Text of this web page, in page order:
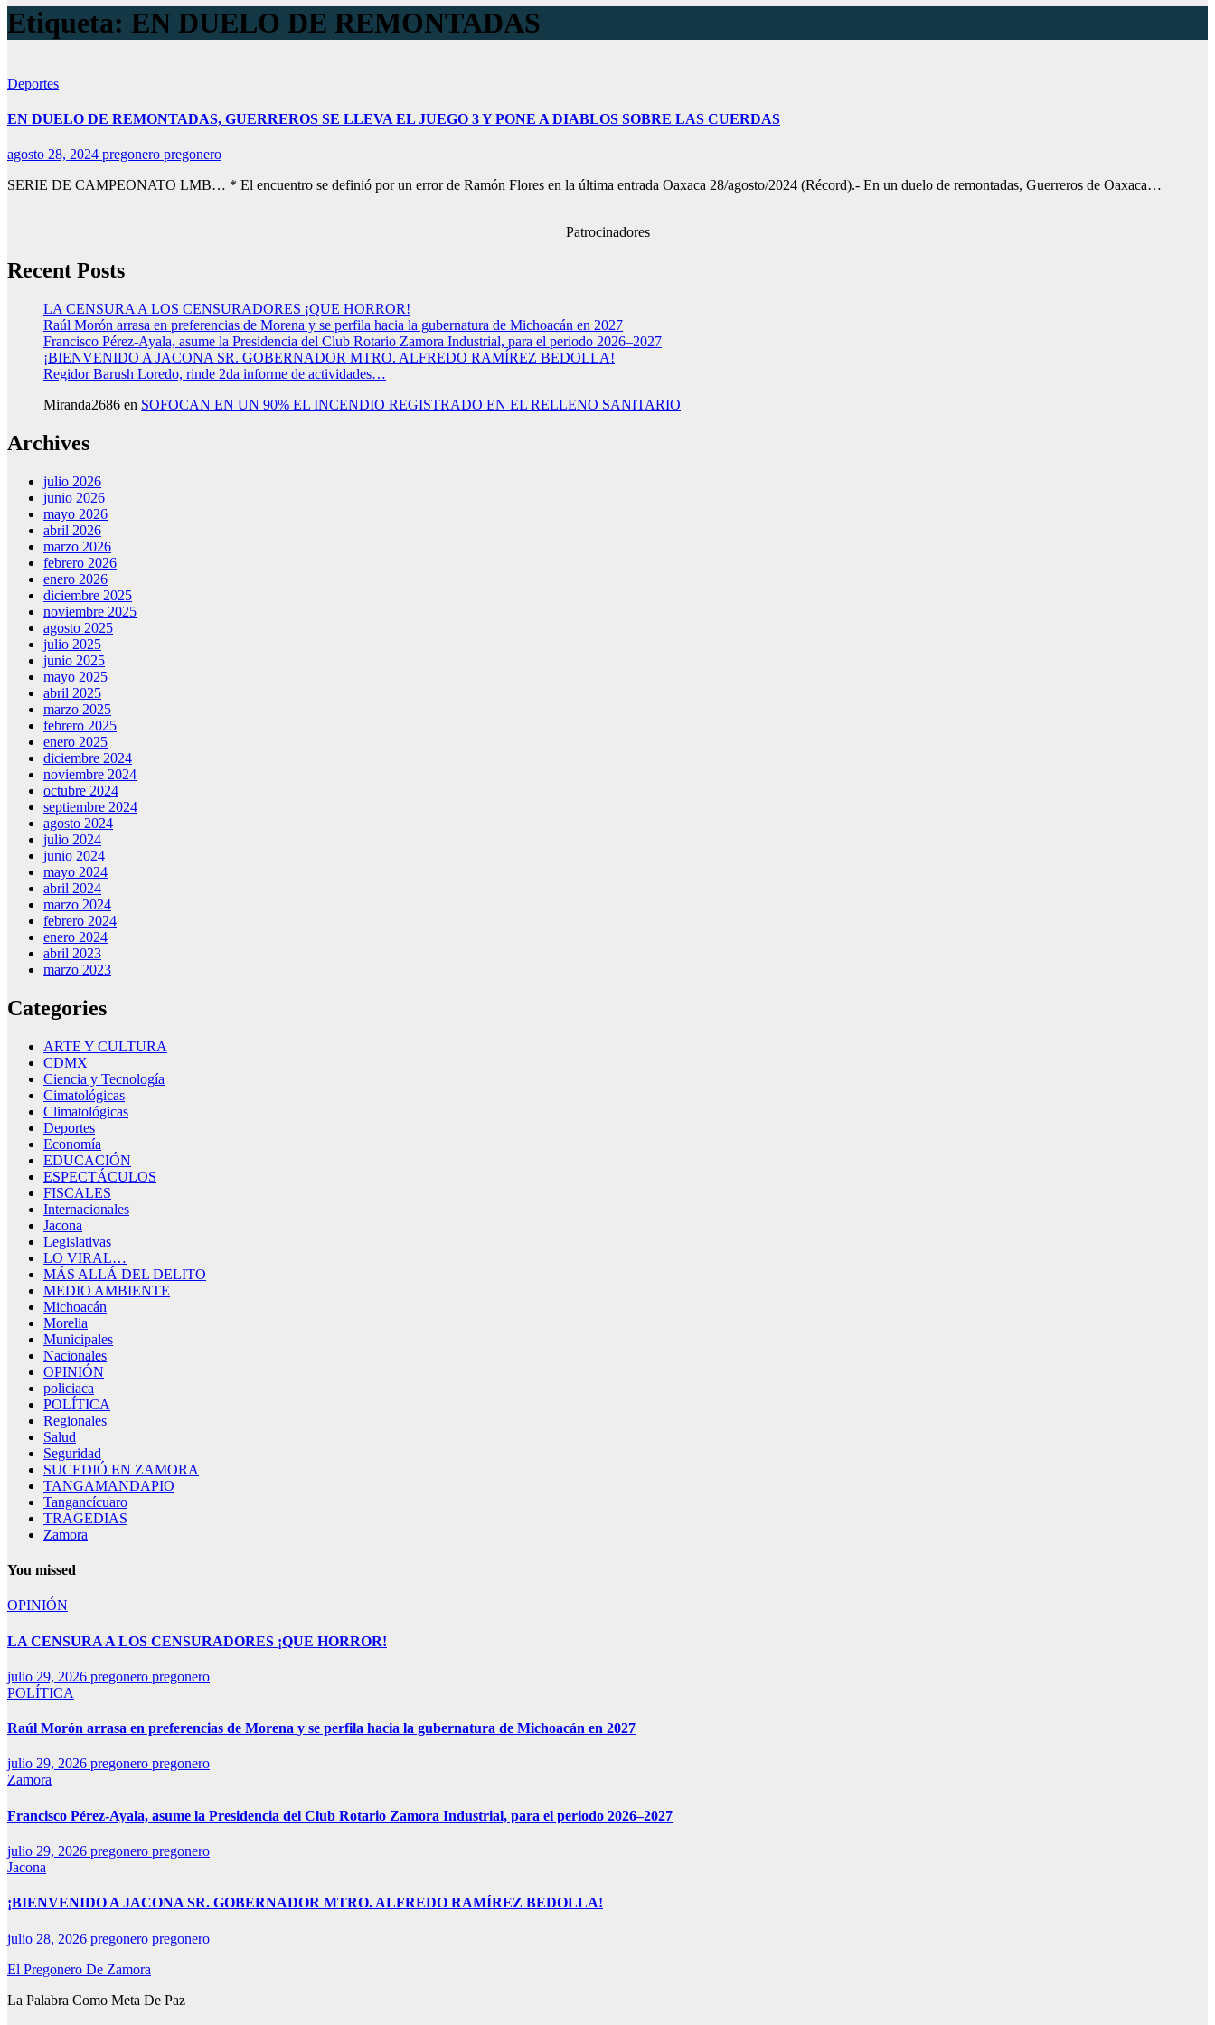
Etiqueta: EN DUELO DE REMONTADAS
Deportes
EN DUELO DE REMONTADAS, GUERREROS SE LLEVA EL JUEGO 3 Y PONE A DIABLOS SOBRE LAS CUERDAS
agosto 28, 2024 pregonero pregonero
SERIE DE CAMPEONATO LMB… * El encuentro se definió por un error de Ramón Flores en la última entrada Oaxaca 28/agosto/2024 (Récord).- En un duelo de remontadas, Guerreros de Oaxaca…
Patrocinadores
Recent Posts
LA CENSURA A LOS CENSURADORES ¡QUE HORROR!
Raúl Morón arrasa en preferencias de Morena y se perfila hacia la gubernatura de Michoacán en 2027
Francisco Pérez-Ayala, asume la Presidencia del Club Rotario Zamora Industrial, para el periodo 2026–2027
¡BIENVENIDO A JACONA SR. GOBERNADOR MTRO. ALFREDO RAMÍREZ BEDOLLA!
Regidor Barush Loredo, rinde 2da informe de actividades…
Miranda2686 en SOFOCAN EN UN 90% EL INCENDIO REGISTRADO EN EL RELLENO SANITARIO
Archives
julio 2026
junio 2026
mayo 2026
abril 2026
marzo 2026
febrero 2026
enero 2026
diciembre 2025
noviembre 2025
agosto 2025
julio 2025
junio 2025
mayo 2025
abril 2025
marzo 2025
febrero 2025
enero 2025
diciembre 2024
noviembre 2024
octubre 2024
septiembre 2024
agosto 2024
julio 2024
junio 2024
mayo 2024
abril 2024
marzo 2024
febrero 2024
enero 2024
abril 2023
marzo 2023
Categories
ARTE Y CULTURA
CDMX
Ciencia y Tecnología
Cimatológicas
Climatológicas
Deportes
Economía
EDUCACIÓN
ESPECTÁCULOS
FISCALES
Internacionales
Jacona
Legislativas
LO VIRAL…
MÁS ALLÁ DEL DELITO
MEDIO AMBIENTE
Michoacán
Morelia
Municipales
Nacionales
OPINIÓN
policiaca
POLÍTICA
Regionales
Salud
Seguridad
SUCEDIÓ EN ZAMORA
TANGAMANDAPIO
Tangancícuaro
TRAGEDIAS
Zamora
You missed
OPINIÓN
LA CENSURA A LOS CENSURADORES ¡QUE HORROR!
julio 29, 2026 pregonero pregonero
POLÍTICA
Raúl Morón arrasa en preferencias de Morena y se perfila hacia la gubernatura de Michoacán en 2027
julio 29, 2026 pregonero pregonero
Zamora
Francisco Pérez-Ayala, asume la Presidencia del Club Rotario Zamora Industrial, para el periodo 2026–2027
julio 29, 2026 pregonero pregonero
Jacona
¡BIENVENIDO A JACONA SR. GOBERNADOR MTRO. ALFREDO RAMÍREZ BEDOLLA!
julio 28, 2026 pregonero pregonero
El Pregonero De Zamora
La Palabra Como Meta De Paz